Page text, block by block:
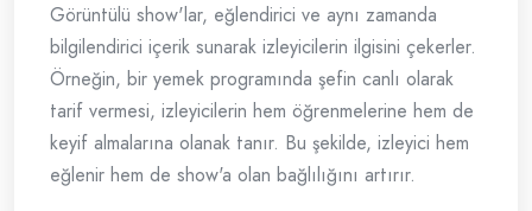
Görüntülü show'lar, eğlendirici ve aynı zamanda
bilgilendirici içerik sunarak izleyicilerin ilgisini çekerler.
Örneğin, bir yemek programında şefin canlı olarak
tarif vermesi, izleyicilerin hem öğrenmelerine hem de
keyif almalarına olanak tanır. Bu şekilde, izleyici hem
eğlenir hem de show'a olan bağlılığını artırır.